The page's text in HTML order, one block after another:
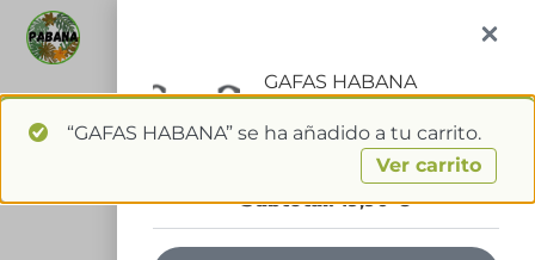
GAFAS HABANA
1 × 19,90€
Subtotal: 19,90€
“GAFAS HABANA” se ha añadido a tu carrito.
Ver carrito